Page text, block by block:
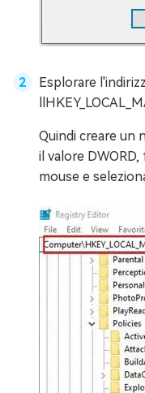
Esplorare
Quindi creare un
il valore
mouse e